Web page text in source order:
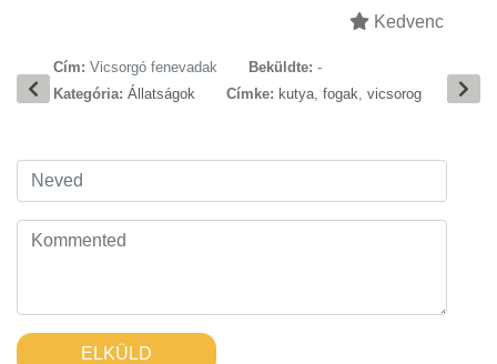
Kedvenc
Cím: Vicsorgó fenevadak Beküldte: -
Kategória: Állatságok Címke: kutya, fogak, vicsorog
ELKÜLD